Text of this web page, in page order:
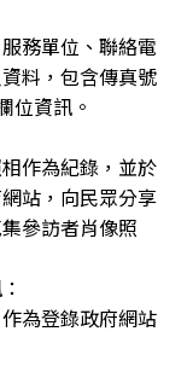
務單位、聯絡電
料，包含傳真號
位資訊。
作為紀錄，並於
站，向民眾分享
參訪者肖像照
為登錄政府網站